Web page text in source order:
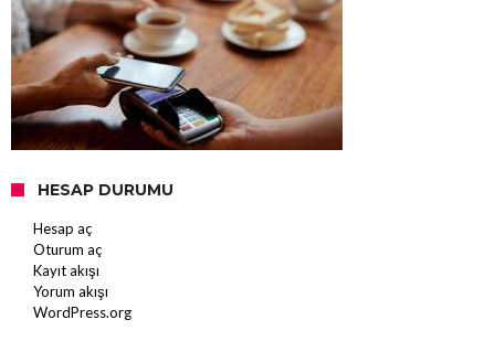
HESAP DURUMU
Hesap aç
Oturum aç
Kayıt akışı
Yorum akışı
WordPress.org